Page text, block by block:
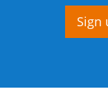
Sign